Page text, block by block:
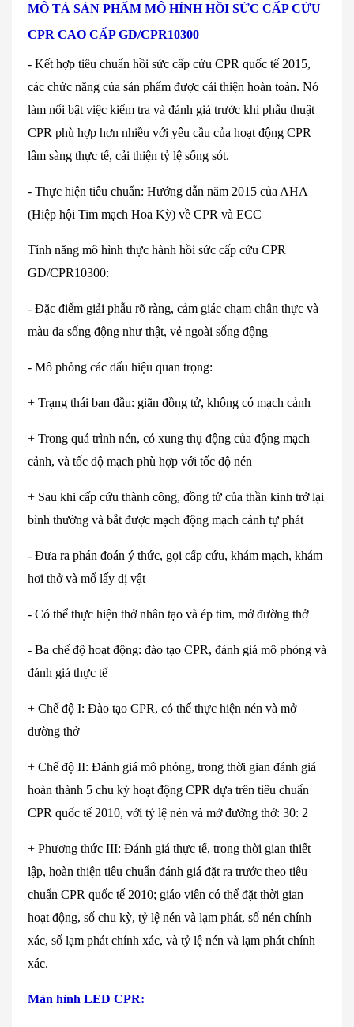
MÔ TẢ SẢN PHẨM MÔ HÌNH HỒI SỨC CẤP CỨU
CPR CAO CẤP GD/CPR10300
- Kết hợp tiêu chuẩn hồi sức cấp cứu CPR quốc tế 2015,
các chức năng của sản phẩm được cải thiện hoàn toàn. Nó
làm nổi bật việc kiểm tra và đánh giá trước khi phẫu thuật
CPR phù hợp hơn nhiều với yêu cầu của hoạt động CPR
lâm sàng thực tế, cải thiện tỷ lệ sống sót.
- Thực hiện tiêu chuẩn: Hướng dẫn năm 2015 của AHA
(Hiệp hội Tim mạch Hoa Kỳ) về CPR và ECC
Tính năng mô hình thực hành hồi sức cấp cứu CPR
GD/CPR10300:
- Đặc điểm giải phẫu rõ ràng, cảm giác chạm chân thực và
màu da sống động như thật, vẻ ngoài sống động
- Mô phỏng các dấu hiệu quan trọng:
+ Trạng thái ban đầu: giãn đồng tử, không có mạch cảnh
+ Trong quá trình nén, có xung thụ động của động mạch
cảnh, và tốc độ mạch phù hợp với tốc độ nén
+ Sau khi cấp cứu thành công, đồng tử của thần kinh trở lại
bình thường và bắt được mạch động mạch cảnh tự phát
- Đưa ra phán đoán ý thức, gọi cấp cứu, khám mạch, khám
hơi thở và mổ lấy dị vật
- Có thể thực hiện thở nhân tạo và ép tim, mở đường thở
- Ba chế độ hoạt động: đào tạo CPR, đánh giá mô phỏng và
đánh giá thực tế
+ Chế độ I: Đào tạo CPR, có thể thực hiện nén và mở
đường thở
+ Chế độ II: Đánh giá mô phỏng, trong thời gian đánh giá
hoàn thành 5 chu kỳ hoạt động CPR dựa trên tiêu chuẩn
CPR quốc tế 2010, với tỷ lệ nén và mở đường thở: 30: 2
+ Phương thức III: Đánh giá thực tế, trong thời gian thiết
lập, hoàn thiện tiêu chuẩn đánh giá đặt ra trước theo tiêu
chuẩn CPR quốc tế 2010; giáo viên có thể đặt thời gian
hoạt động, số chu kỳ, tỷ lệ nén và lạm phát, số nén chính
xác, số lạm phát chính xác, và tỷ lệ nén và lạm phát chính
xác.
Màn hình LED CPR: